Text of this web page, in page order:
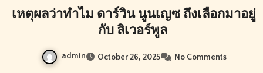
เหตุผลว่าทำไม ดาร์วิน นูนเญซ ถึงเลือกมาอยู่
กับ ลิเวอร์พูล
admin October 26, 2025 No Comments